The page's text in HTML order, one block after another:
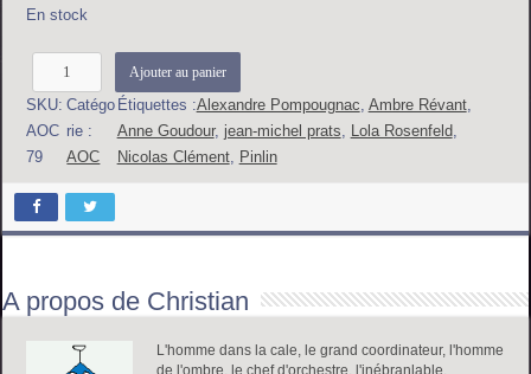
En stock
u
a
n
t
i
t
e
Ajouter au panier
SKU:
AOC
79
Catégo
rie :
AOC
Étiquettes :Alexandre Pompougnac Ambre Révant
Anne Goudour, jean-michel prats Lola Rosenfeld
Nicolas Clément, Pinlin
A propos de Christian
L'homme dans la cale, le grand coordinateur, l'homme
de l'ombre, le chef d'orchestre, l'inébranlable,